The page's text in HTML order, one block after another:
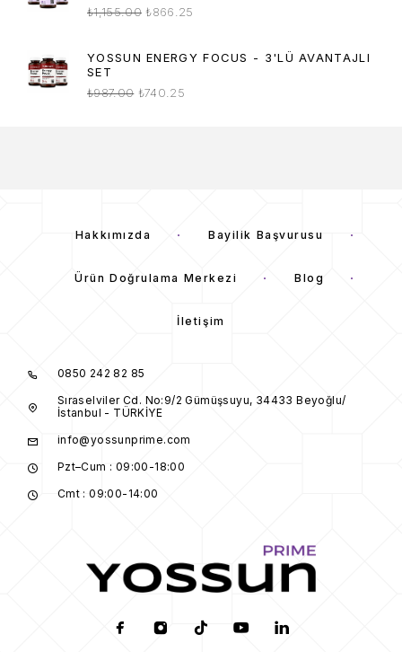
₺1,155.00 ₺866.25
YOSSUN ENERGY FOCUS - 3'LÜ AVANTAJLI
SET
₺987.00 ₺740.25
Hakkımızda Bayilik Başvurusu
Ürün Doğrulama Merkezi Blog
İletişim
0850 242 82 85
Sıraselviler Cd. No:9/2 Gümüşsuyu, 34433 Beyoğlu/
İstanbul - TÜRKİYE
info@yossunprime.com
Pzt–Cum : 09:00-18:00
Cmt : 09:00-14:00